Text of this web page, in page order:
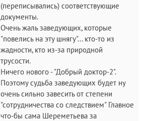
(переписывались) соответствующие
документы.
Очень жаль заведующих, которые
"повелись на эту шнягу"... кто-то из
жадности, кто из-за природной
трусости.
Ничего нового - "Добрый доктор-2".
Поэтому судьба заведующих будет ну
очень сильно завесить от степени
"сотрудничества со следствием" Главное
что-бы сама Шереметьева за